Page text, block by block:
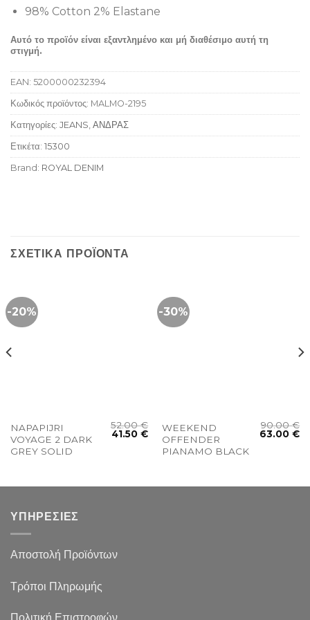
98% Cotton 2% Elastane
Αυτό το προϊόν είναι εξαντλημένο και μή διαθέσιμο αυτή τη
στιγμή.
EAN: 5200000232394
Κωδικός προϊόντος: MALMO-2195
Κατηγορίες: JEANS ΑΝΔΡΑΣ
Ετικέτα: 15300
Brand: ROYAL DENIM
ΣΧΕΤΙΚΆ ΠΡΟΪΌΝΤΑ
-20%
NAPAPIJRI
VOYAGE 2 DARK
GREY SOLID
52.00€
41.50€
-30%
WEEKEND
OFFENDER
PIANAMO BLACK
90.00€
63.00€
ΥΠΗΡΕΣΙΕΣ
Αποστολή Προϊόντων
Τρόποι Πληρωμής